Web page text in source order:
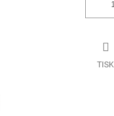
TISK